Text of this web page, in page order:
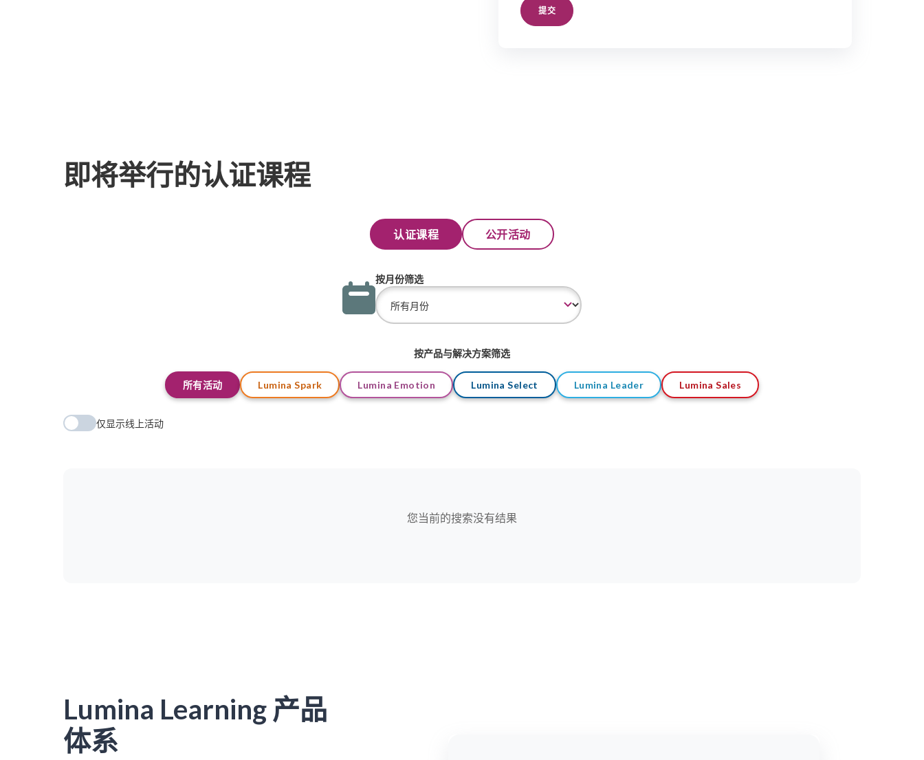
即将举行的认证课程
认证课程 公开活动
按月份筛选
按产品与解决方案筛选
所有活动 Lumina Spark Lumina Emotion Lumina Select Lumina Leader Lumina Sales
仅显示线上活动
您当前的搜索没有结果
Lumina Learning 产品
体系